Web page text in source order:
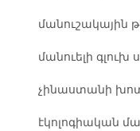
մանուշակային
մանուելի
չինաստանի
էկոլոգիական